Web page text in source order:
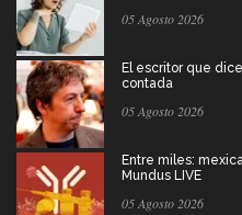
05 Agosto 2026
El escritor que
contada
05 Agosto 2026
Entre miles:
Mundus LIVE
05 Agosto 2026